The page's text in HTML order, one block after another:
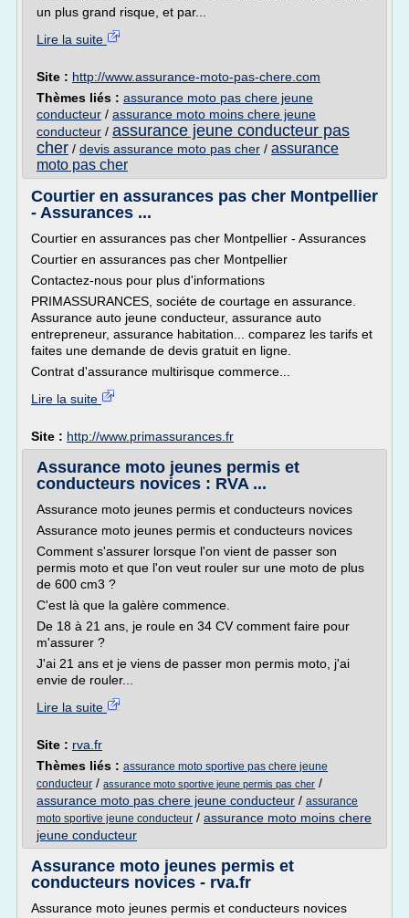
un plus grand risque, et par...
Lire la suite
Site : http://www.assurance-moto-pas-chere.com
Thèmes liés : assurance moto pas chere jeune
conducteur / assurance moto moins chere jeune
conducteur / assurance jeune conducteur pas
cher / devis assurance moto pas cher / assurance
moto pas cher
Courtier en assurances pas cher Montpellier
- Assurances ...
Courtier en assurances pas cher Montpellier - Assurances
Courtier en assurances pas cher Montpellier
Contactez-nous pour plus d'informations
PRIMASSURANCES, sociéte de courtage en assurance.
Assurance auto jeune conducteur, assurance auto
entrepreneur, assurance habitation... comparez les tarifs et
faites une demande de devis gratuit en ligne.
Contrat d'assurance multirisque commerce...
Lire la suite
Site : http://www.primassurances.fr
Assurance moto jeunes permis et
conducteurs novices : RVA ...
Assurance moto jeunes permis et conducteurs novices
Assurance moto jeunes permis et conducteurs novices
Comment s'assurer lorsque l'on vient de passer son
permis moto et que l'on veut rouler sur une moto de plus
de 600 cm3 ?
C'est là que la galère commence.
De 18 à 21 ans, je roule en 34 CV comment faire pour
m'assurer ?
J'ai 21 ans et je viens de passer mon permis moto, j'ai
envie de rouler...
Lire la suite
Site : rva.fr
Thèmes liés : assurance moto sportive pas chere jeune
conducteur / assurance moto sportive jeune permis pas cher /
assurance moto pas chere jeune conducteur / assurance
moto sportive jeune conducteur / assurance moto moins chere
jeune conducteur
Assurance moto jeunes permis et
conducteurs novices - rva.fr
Assurance moto jeunes permis et conducteurs novices